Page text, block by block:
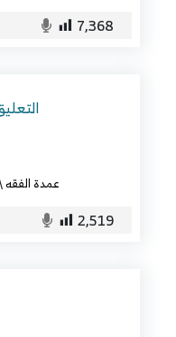
7,368
عمدة الفقه
2,519